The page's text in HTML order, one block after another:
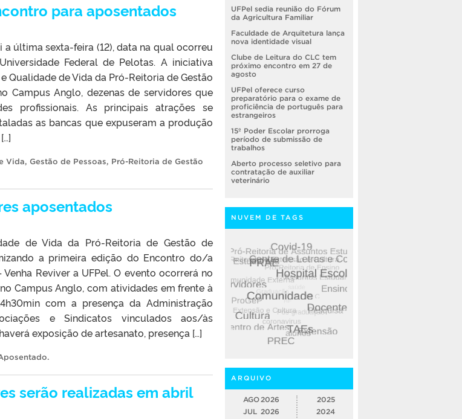
para aposentados
a última sexta-feira (12), data na qual ocorreu
Federal de Pelotas. A iniciativa
Qualidade de Vida da Pró-Reitoria de Gestão
Campus Anglo, dezenas de servidores que
profissionais. As principais atrações se
as bancas que expuseram a produção
Vida, Gestão de Pessoas, Pró-Reitoria de Gestão
aposentados
de Vida da Pró-Reitoria de Gestão de
a primeira edição do Encontro do/a
Reviver a UFPel. O evento ocorrerá no
Campus Anglo, com atividades em frente à
com a presença da Administração
e Sindicatos vinculados aos/às
exposição de artesanato, presença […]
.
serão realizadas em abril
UFPel sedia reunião do Fórum
da Agricultura Familiar
Faculdade de Arquitetura lança
nova identidade visual
Clube de Leitura do CLC tem
próximo encontro em 27 de
agosto
UFPel oferece curso
preparatório para o exame de
proficiência de português para
estrangeiros
15º Poder Escolar prorroga
período de submissão de
trabalhos
Aberto processo seletivo para
contratação de auxiliar
veterinário
NUVEM DE TAGS
ARQUIVO
AGO 2026
JUL 2026
2025
2024